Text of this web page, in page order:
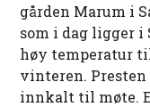
gården Marum i
som i dag ligger i
høy temperatur
vinteren. Presten
innkalt til møte.